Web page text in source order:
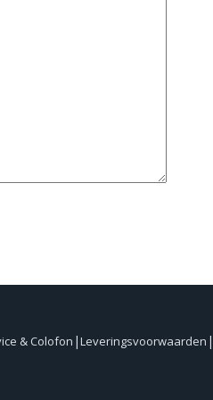
& Colofon Leveringsvoorwaarden